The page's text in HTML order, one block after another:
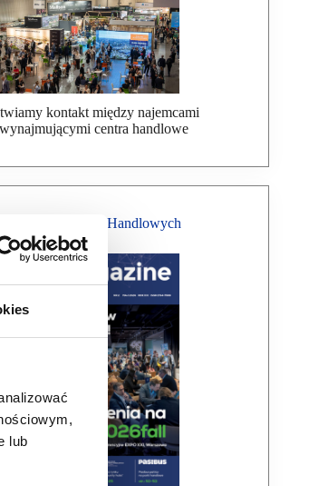
lub
kontakt między najemcami
centra handlowe
Magazyn Centrów Handlowych